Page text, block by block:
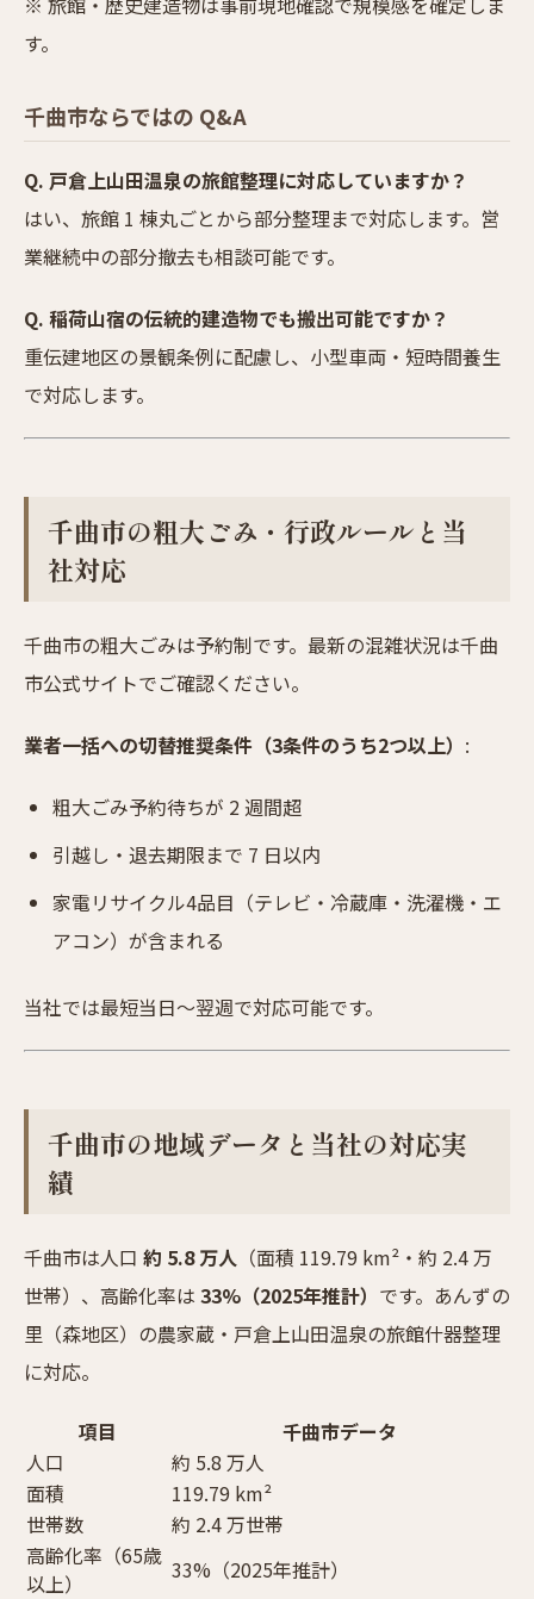
す。
千曲市ならではの Q&A
Q. 戸倉上山田温泉の旅館整理に対応していますか？
はい、旅館 1 棟丸ごとから部分整理まで対応します。営
業継続中の部分撤去も相談可能です。
Q. 稲荷山宿の伝統的建造物でも搬出可能ですか？
重伝建地区の景観条例に配慮し、小型車両・短時間養生
で対応します。
千曲市の粗大ごみ・行政ルールと当
社対応
千曲市の粗大ごみは予約制です。最新の混雑状況は千曲
市公式サイトでご確認ください。
業者一括への切替推奨条件（3条件のうち2つ以上） :
粗大ごみ予約待ちが 2 週間超
引越し・退去期限まで 7 日以内
家電リサイクル4品目（テレビ・冷蔵庫・洗濯機・エ
アコン）が含まれる
当社では最短当日〜翌週で対応可能です。
千曲市の地域データと当社の対応実
績
千曲市は人口 約 5.8 万人 （面積 119.79 km²・約 2.4 万
世帯）、高齢化率は 33%（2025年推計） です。あんずの
里（森地区）の農家蔵・戸倉上山田温泉の旅館什器整理
に対応。
項目
千曲市データ
人口
約 5.8 万人
面積
119.79 km²
世帯数
約 2.4 万世帯
高齢化率（65歳
以上）
33%（2025年推計）